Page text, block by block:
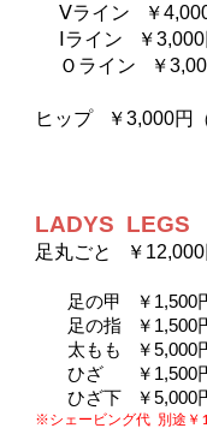
Ⅴライン ￥
Ⅰライン ￥3,000
Ｏライン ￥
ヒップ   ￥3,000円
LADYS  LEGS
足丸ごと   ￥12,000
足の甲   ￥1,500
足の指   ￥1,500
太もも   ￥5,000
ひざ   　￥1,500
ひざ下   ￥5,000
※シェービング代 別途￥